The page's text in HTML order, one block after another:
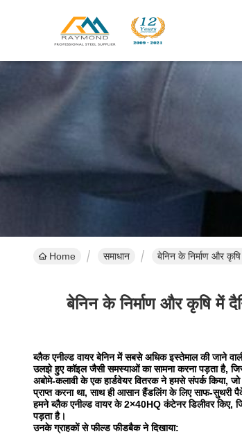
Home समाधान बेनिन के निर्माण और
बेनिन के निर्माण और कृषि में
ब्लैक एनील्ड वायर बेनिन में सबसे अधिक इस्तेमाल की जाने
उलझे हुए कॉइल जैसी समस्याओं का सामना करना पड़ता है,
अबोमे-कलावी के एक हार्डवेयर वितरक ने हमसे संपर्क किया,
प्राप्त करना था, साथ ही आसान हैंडलिंग के लिए साफ-सुथरी
हमने ब्लैक एनील्ड वायर के 2×40HQ कंटेनर डिलीवर किए,
पड़ता है।
उनके ग्राहकों से फील्ड फीडबैक ने दिखाया: